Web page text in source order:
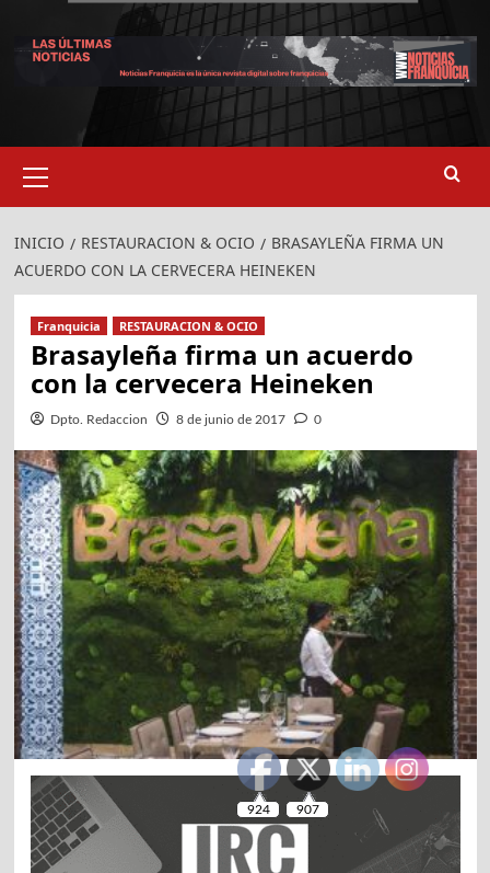
primario
INICIO RESTAURACION & OCIO
BRASAYLEÑA FIRMA UN
ACUERDO CON LA CERVECERA HEINEKEN
Franquicia RESTAURACION & OCIO
Brasayleña firma un acuerdo
con la cervecera Heineken
Dpto. Redaccion 8 de junio de 2017 0
924 907